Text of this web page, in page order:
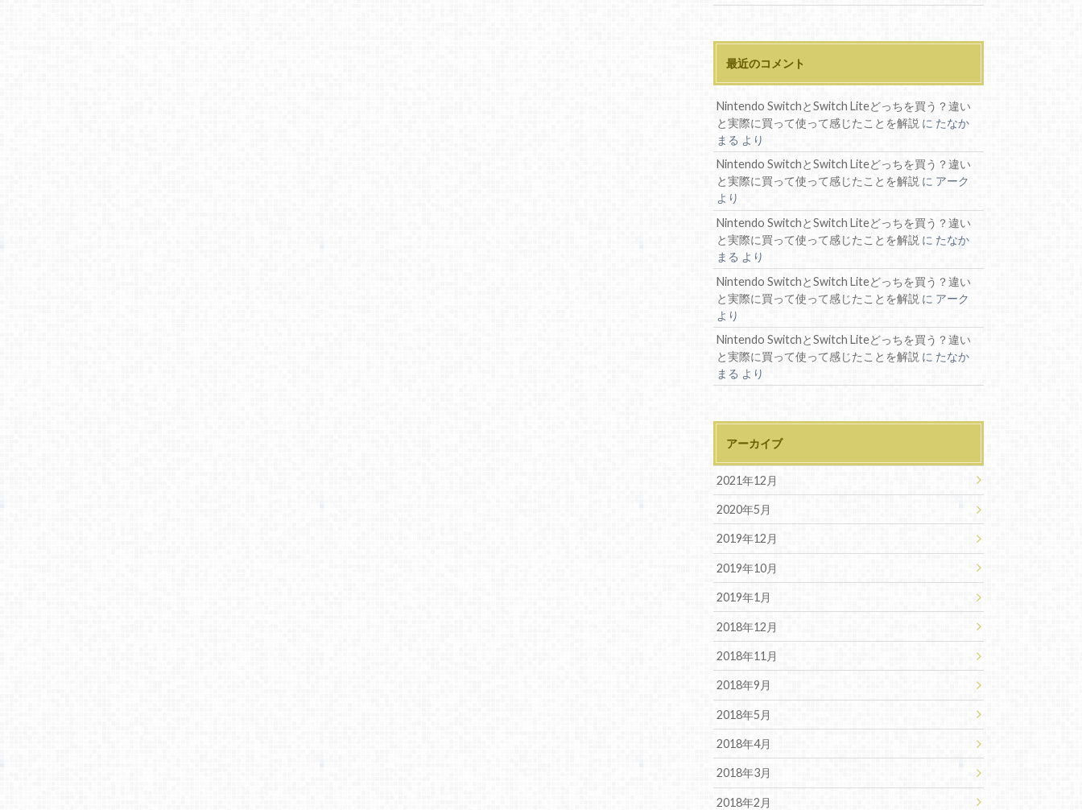
最近のコメント
Nintendo SwitchとSwitch Liteどっちを買う？違い
と実際に買って使って感じたことを解説 に たなか
まる より
Nintendo SwitchとSwitch Liteどっちを買う？違い
と実際に買って使って感じたことを解説 に アーク
より
Nintendo SwitchとSwitch Liteどっちを買う？違い
と実際に買って使って感じたことを解説 に たなか
まる より
Nintendo SwitchとSwitch Liteどっちを買う？違い
と実際に買って使って感じたことを解説 に アーク
より
Nintendo SwitchとSwitch Liteどっちを買う？違い
と実際に買って使って感じたことを解説 に たなか
まる より
アーカイブ
2021年12月
2020年5月
2019年12月
2019年10月
2019年1月
2018年12月
2018年11月
2018年9月
2018年5月
2018年4月
2018年3月
2018年2月